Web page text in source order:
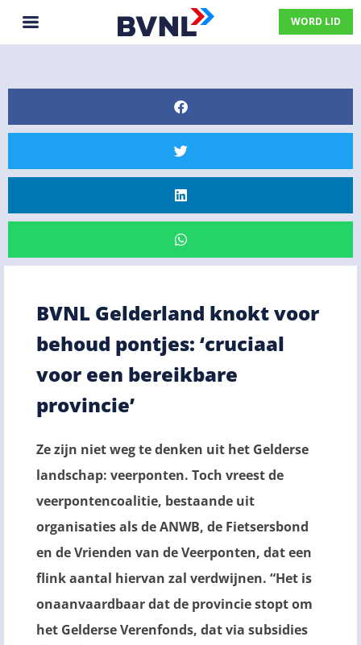
WORD LID
BVNL Gelderland knokt voor
behoud pontjes: ‘cruciaal
voor een bereikbare
provincie’
Ze zijn niet weg te denken uit het Gelderse
landschap: veerponten. Toch vreest de
veerpontencoalitie, bestaande uit
organisaties als de ANWB, de Fietsersbond
en de Vrienden van de Veerponten, dat een
flink aantal hiervan zal verdwijnen. “Het is
onaanvaardbaar dat de provincie stopt om
het Gelderse Verenfonds, dat via subsidies